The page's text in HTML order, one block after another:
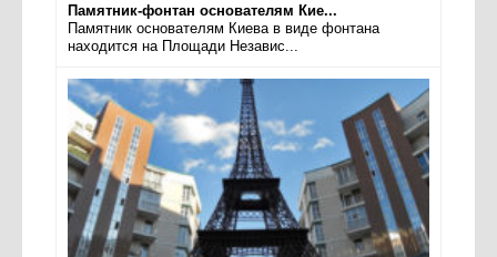
Памятник-фонтан основателям Кие...
Памятник основателям Киева в виде фонтана
находится на Площади Независ...